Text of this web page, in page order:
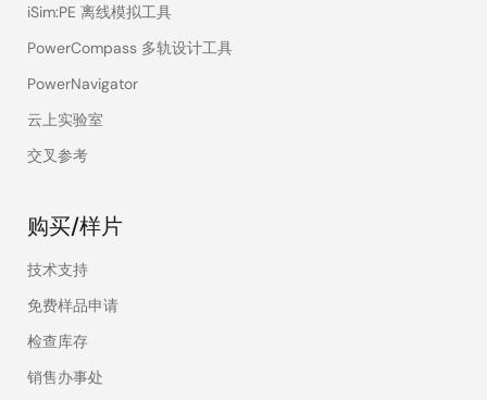
iSim:PE 离线模拟工具
PowerCompass 多轨设计工具
PowerNavigator
云上实验室
交叉参考
购买/样片
技术支持
免费样品申请
检查库存
销售办事处